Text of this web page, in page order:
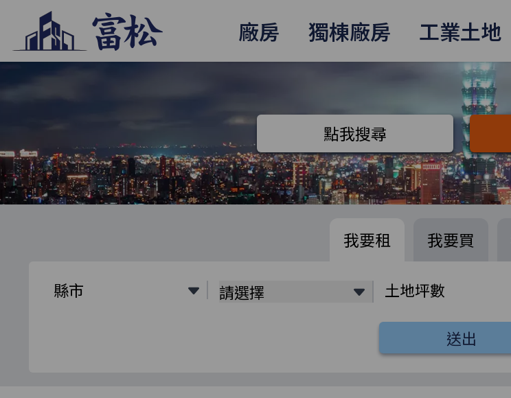
廠房 獨棟廠房 工業土地
點我搜尋
我要租 我要買
請選擇
送出